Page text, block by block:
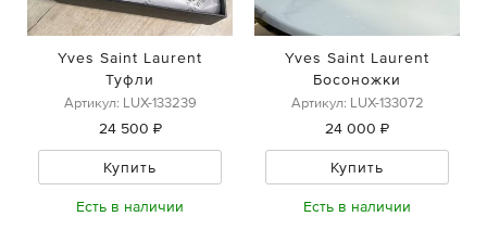
Yves Saint Laurent
Туфли
Артикул: LUX-133239
24 500 ₽
Купить
Есть в наличии
Yves Saint Laurent
Босоножки
Артикул: LUX-133072
24 000 ₽
Купить
Есть в наличии